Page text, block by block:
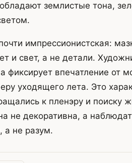
землистые тона,
импрессионистская:
и свет, а не детали.
фиксирует впечатление от
уходящего лета. Это
к пленэру и поиску
не декоративна, а
а не разум.